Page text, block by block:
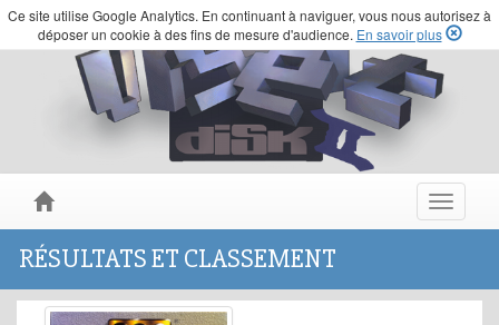
Ce site utilise Google Analytics. En continuant à naviguer, vous nous autorisez à
déposer un cookie à des fins de mesure d'audience. En savoir plus
Toggle
RÉSULTATS ET CLASSEMENT